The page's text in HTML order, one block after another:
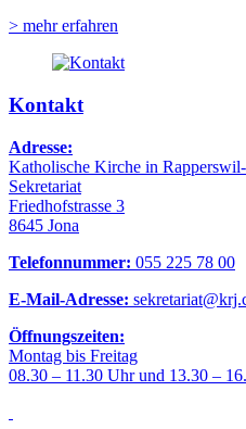
> mehr erfahren
Kontakt
Adresse:
Katholische Kirche in Rapperswil-
Sekretariat
Friedhofstrasse 3
8645 Jona
Telefonnummer: 055 225 78 00
E-Mail-Adresse:
Öffnungszeiten:
Montag bis Freitag
08.30 – 11.30 Uhr und 13.30 –